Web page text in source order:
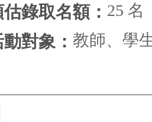
錄取名額： 25 名
對象： 教師、學